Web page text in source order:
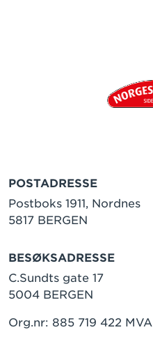
POSTADRESSE
Postboks 1911, Nordnes
5817 BERGEN
BESØKSADRESSE
C.Sundts gate 17
5004 BERGEN
Org.nr: 885 719 422 MVA